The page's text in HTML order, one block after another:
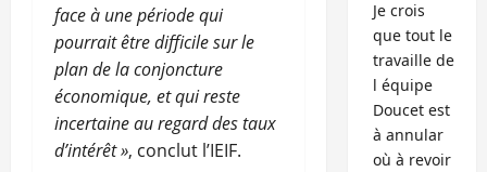
face à une période qui
pourrait être difficile sur le
plan de la conjoncture
économique, et qui reste
incertaine au regard des taux
d’intérêt », conclut l’IEIF.
Je crois
que tout le
travaille de
l équipe
Doucet est
à annular
où à revoir